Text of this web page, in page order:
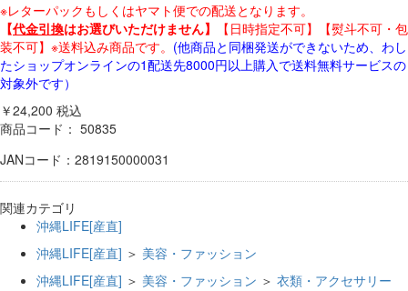
※レターパックもしくはヤマト便での配送となります。
【代金引換はお選びいただけません】
【日時指定不可】【熨斗不可・包
装不可】※送料込み商品です。 (他商品と同梱発送ができないため、わし
たショップオンラインの1配送先8000円以上購入で送料無料サービスの
対象外です）
￥24,200 税込
商品コード： 50835
JANコード：2819150000031
関連カテゴリ
沖縄LIFE[産直]
沖縄LIFE[産直] ＞ 美容・ファッション
沖縄LIFE[産直] ＞ 美容・ファッション ＞ 衣類・アクセサリー